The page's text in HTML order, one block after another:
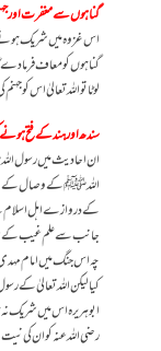
گناہوں سے مغفرت اور
اس غزوہ میں شریک
گناہوں کو معاف فرما دے
لوٹا تو اللہ تعالیٰ اس کو
سندھ اور ہند کے فتح
ان احادیث میں رسول
اللہ ﷺ کے وصال کے
کے دروازے اہل اسلام
جانب سے علم غیب کے عطا
چہ اس جنگ میں امام
کیا لیکن اللہ تعالیٰ
ابوہریرہ اس میں شریک
رضی اللہ عنہ کو ان کی